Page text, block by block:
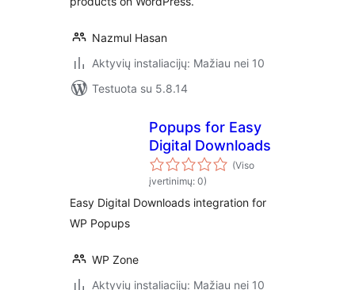
Nazmul Hasan
Aktyvių instaliacijų: Mažiau nei 10
Testuota su 5.8.14
Popups for Easy
Digital Downloads
(Viso
įvertinimų: 0)
Easy Digital Downloads integration for
WP Popups
WP Zone
Aktyvių instaliacijų: Mažiau nei 10